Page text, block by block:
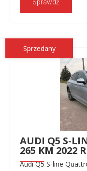
Sprawdź
Sprzedany
AUDI Q5 S-
265 KM 2022
Audi Q5 S-line